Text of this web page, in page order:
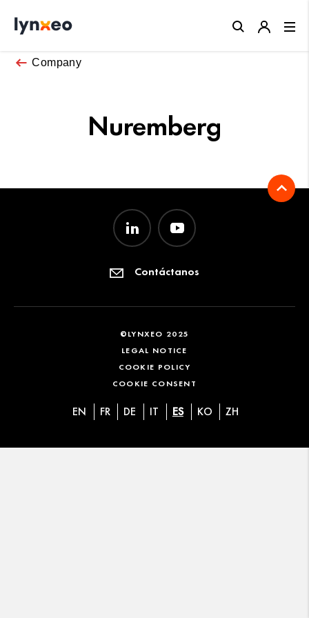
Company
Nuremberg
Close
Contáctanos
©LYNXEO 2025
LEGAL NOTICE
COOKIE POLICY
COOKIE CONSENT
EN FR DE IT ES KO ZH